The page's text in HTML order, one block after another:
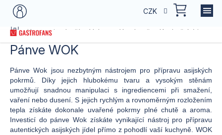
Přejít
CZK
Domů
Kategorie zboží Vybavení kuchyně Kuchyňský
Pánve WOK
Pánve Wok jsou nezbytným nástrojem pro přípravu asijských
pokrmů. Díky jejich hlubokému tvaru a vysokým stěnám
umožňují snadnou manipulaci s ingrediencemi při smažení,
vaření nebo dusení. S jejich rychlým a rovnoměrným rozložením
tepla získáte dokonale uvařené pokrmy plné chutě a aroma.
Investicí do pánve Wok získáte vynikající nástroj pro přípravu
autentických asijských jídel přímo z pohodlí vaší kuchyně. WOK